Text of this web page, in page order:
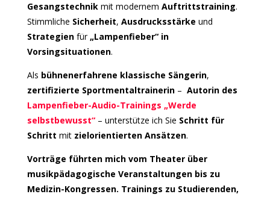
Gesangstechnikmit modernem Auftrittstraining.
Stimmliche Sicherheit, Ausdrucksstärke und
Strategienfür„Lampenfieber“ in
Vorsingsituationen.
Als bühnenerfahrene klassische Sängerin,
zertifizierte Sportmentaltrainerin– Autorin des
Lampenfieber-Audio-Trainings „Werde
selbstbewusst“– unterstütze ich Sie Schritt für
Schritt mit zielorientierten Ansätzen.
Vorträge führten mich vom Theater über
musikpädagogische Veranstaltungen bis zu
Medizin-Kongressen. Trainings zu Studierenden,